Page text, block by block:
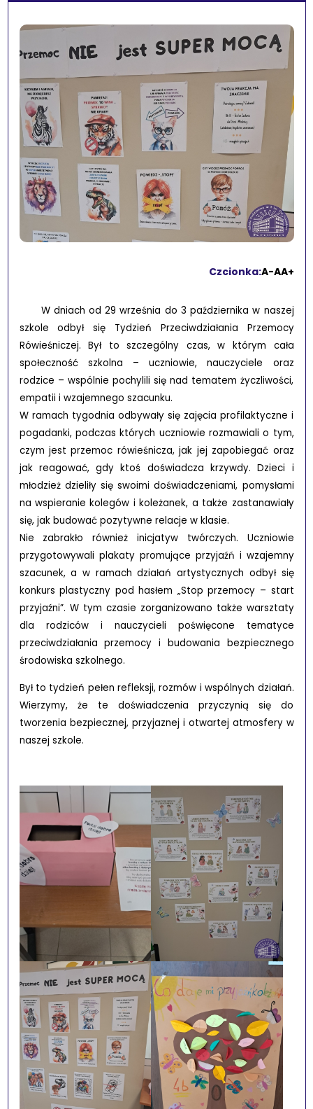
Czcionka:A-AA+
W dniach od 29 września do 3 października w naszej
szkole odbył się Tydzień Przeciwdziałania Przemocy
Rówieśniczej. Był to szczególny czas, w którym cała
społeczność szkolna – uczniowie, nauczyciele oraz
rodzice – wspólnie pochylili się nad tematem życzliwości,
empatii i wzajemnego szacunku.
W ramach tygodnia odbywały się zajęcia profilaktyczne i
pogadanki, podczas których uczniowie rozmawiali o tym,
czym jest przemoc rówieśnicza, jak jej zapobiegać oraz
jak reagować, gdy ktoś doświadcza krzywdy. Dzieci i
młodzież dzieliły się swoimi doświadczeniami, pomysłami
na wspieranie kolegów i koleżanek, a także zastanawiały
się, jak budować pozytywne relacje w klasie.
Nie zabrakło również inicjatyw twórczych. Uczniowie
przygotowywali plakaty promujące przyjaźń i wzajemny
szacunek, a w ramach działań artystycznych odbył się
konkurs plastyczny pod hasłem „Stop przemocy – start
przyjaźni”. W tym czasie zorganizowano także warsztaty
dla rodziców i nauczycieli poświęcone tematyce
przeciwdziałania przemocy i budowania bezpiecznego
środowiska szkolnego.
Był to tydzień pełen refleksji, rozmów i wspólnych działań.
Wierzymy, że te doświadczenia przyczynią się do
tworzenia bezpiecznej, przyjaznej i otwartej atmosfery w
naszej szkole.